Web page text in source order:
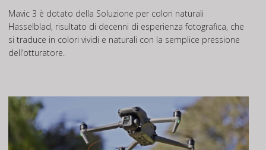
Mavic 3 è dotato della Soluzione per colori naturali
Hasselblad, risultato di decenni di esperienza fotografica, che
si traduce in colori vividi e naturali con la semplice pressione
dell’otturatore.